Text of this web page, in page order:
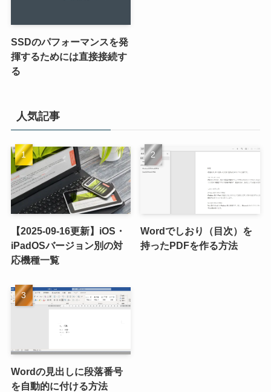
SSDのパフォーマンスを発
揮するためには直接接続す
る
人気記事
【2025-09-16更新】iOS・
iPadOSバージョン別の対
応機種一覧
Wordでしおり（目次）を
持ったPDFを作る方法
Wordの見出しに段落番号
を自動的に付ける方法